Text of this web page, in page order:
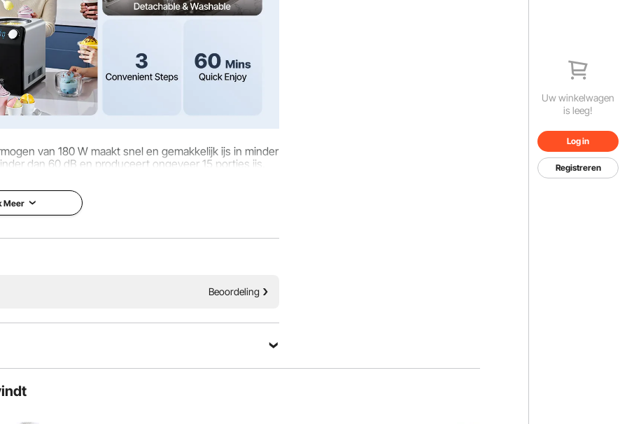
Uw winkelwagen
is leeg!
Log in
Registreren
t
van 180 W maakt snel en gemakkelijk ijs in minder
dan 60 dB en produceert ongeveer 15 porties ijs,
Meer
Beoordeling